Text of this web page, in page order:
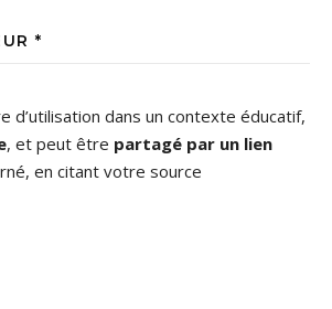
*
d’utilisation dans un contexte éducatif,
, et peut être partagé par un lien
en citant votre source